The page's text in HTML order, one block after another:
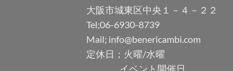
大阪市城東区中央１－４－２２
Tel;06-6930-8739
Mail; info@benericambi.com
定休日；火曜/水曜
イベント開催日